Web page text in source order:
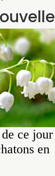
ce jour
en